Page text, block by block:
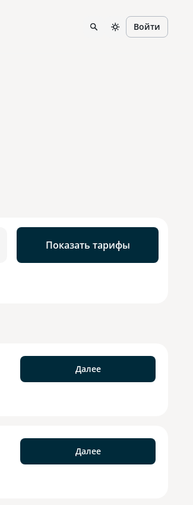
Войти
Показать тарифы
Далее
Далее